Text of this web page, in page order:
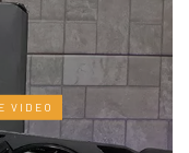
VIDEO